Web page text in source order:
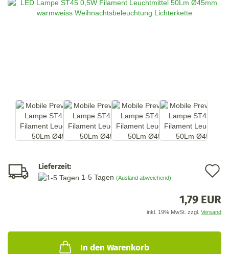
Lieferzeit:
1-5 Tagen (Ausland abweichend)
1,79 EUR
inkl. 19% MwSt. zzgl. Versand
In den Warenkorb